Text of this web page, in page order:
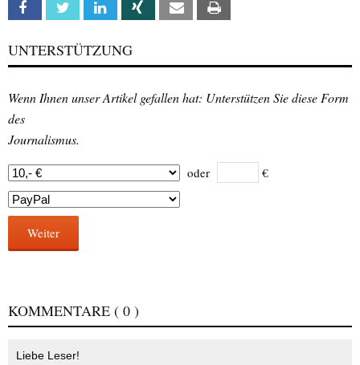
Facebook Twitter Linkedin Xing Email
UNTERSTÜTZUNG
Wenn Ihnen unser Artikel gefallen hat: Unterstützen Sie diese Form
des
Journalismus.
oder €
Weiter
KOMMENTARE ( 0 )
Liebe Leser!